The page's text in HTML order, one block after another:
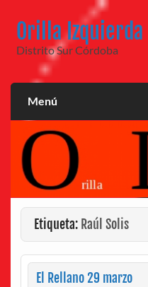
contenido
Orilla Izquierda
Distrito Sur Córdoba
Menú
Etiqueta: Raúl Solis
El Rellano 29 marzo